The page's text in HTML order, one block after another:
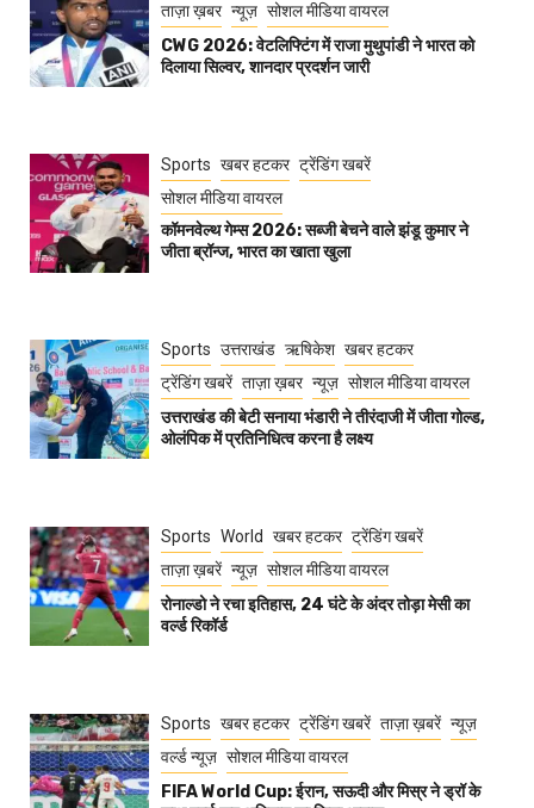
ताज़ा ख़बर न्यूज़ सोशल मीडिया वायरल
CWG 2026: वेटलिफ्टिंग में राजा मुथुपांडी ने भारत को
दिलाया सिल्वर, शानदार प्रदर्शन जारी
Sports खबर हटकर ट्रेंडिंग खबरें
सोशल मीडिया वायरल
कॉमनवेल्थ गेम्स 2026: सब्जी बेचने वाले झंडू कुमार ने
जीता ब्रॉन्ज, भारत का खाता खुला
Sports उत्तराखंड ऋषिकेश खबर हटकर
ट्रेंडिंग खबरें ताज़ा ख़बर न्यूज़ सोशल मीडिया वायरल
उत्तराखंड की बेटी सनाया भंडारी ने तीरंदाजी में जीता गोल्ड,
ओलंपिक में प्रतिनिधित्व करना है लक्ष्य
Sports World खबर हटकर ट्रेंडिंग खबरें
ताज़ा ख़बरें न्यूज़ सोशल मीडिया वायरल
रोनाल्डो ने रचा इतिहास, 24 घंटे के अंदर तोड़ा मेसी का
वर्ल्ड रिकॉर्ड
Sports खबर हटकर ट्रेंडिंग खबरें ताज़ा ख़बरें न्यूज़
वर्ल्ड न्यूज़ सोशल मीडिया वायरल
FIFA World Cup: ईरान, सऊदी और मिस्र ने ड्रॉ के